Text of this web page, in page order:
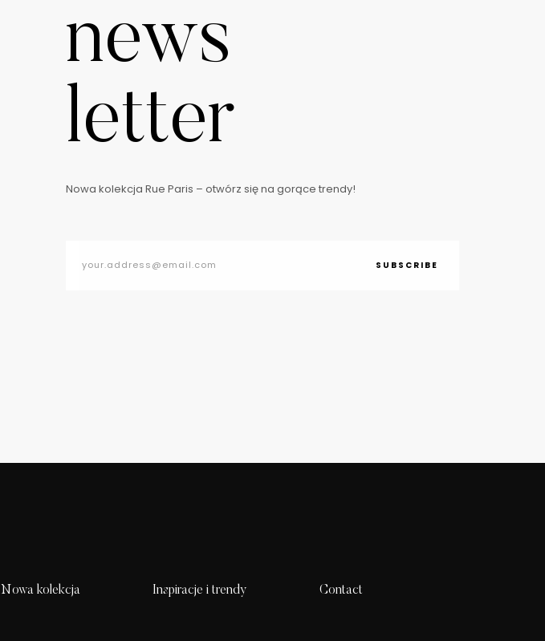
news
letter
Nowa kolekcja Rue Paris – otwórz się na gorące trendy!
SUBSCRIBE
Nowa kolekcja Inspiracje i trendy Contact